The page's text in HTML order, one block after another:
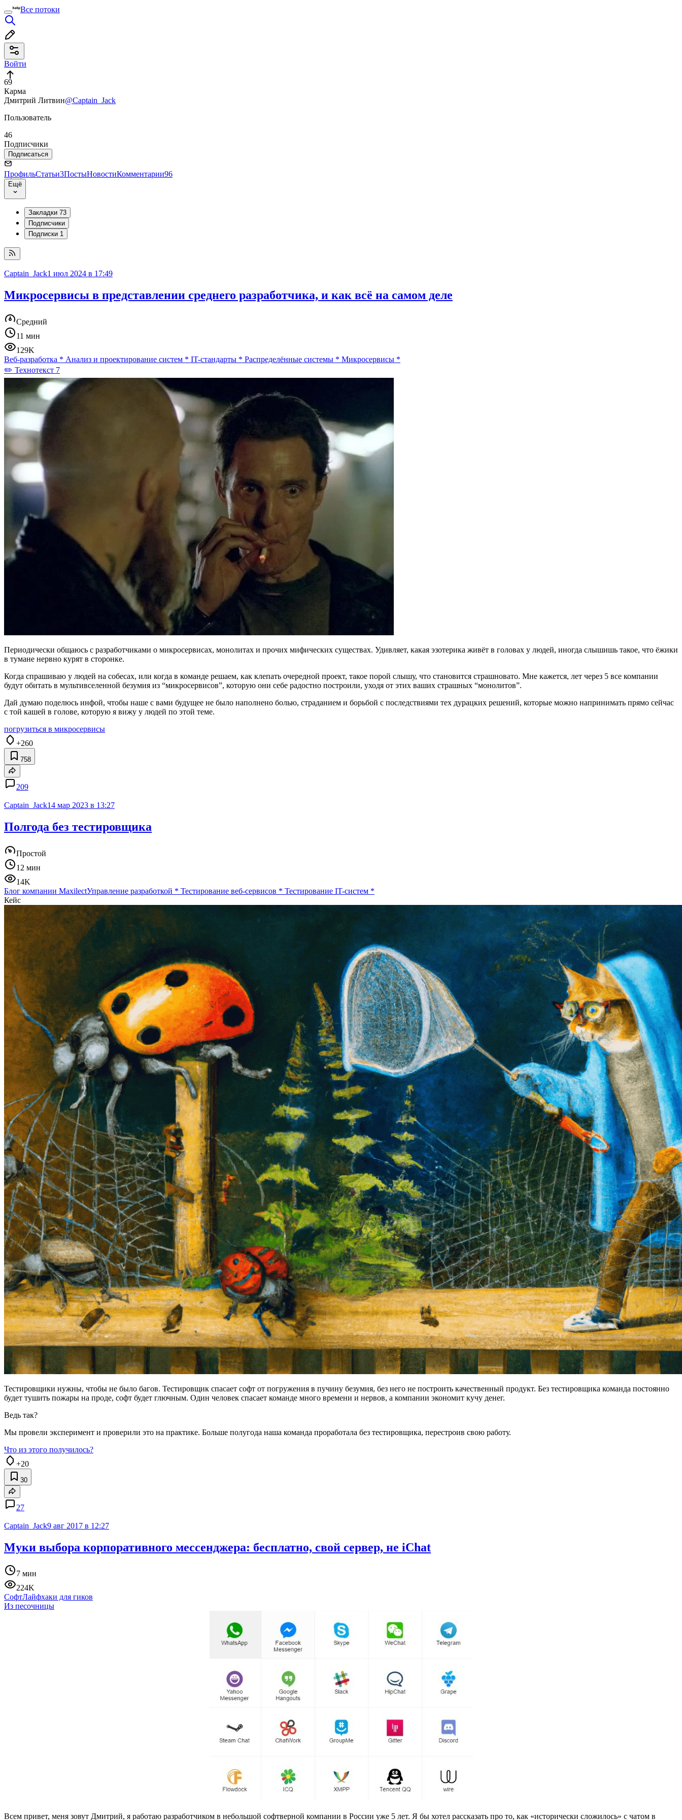
Все потоки
Войти
69
Карма
Дмитрий Литвин@Captain_Jack
Пользователь
46
Подписчики
Подписаться
ПрофильСтатьи3ПостыНовостиКомментарии96
Ещё
Закладки 73
Подписчики
Подписки 1
Captain_Jack1 июл 2024 в 17:49
Микросервисы в представлении среднего разработчика, и как всё на самом деле
Средний
11 мин
129K
Веб-разработка * Анализ и проектирование систем * IT-стандарты * Распределённые системы * Микросервисы *
✏️ Технотекст 7
Периодически общаюсь с разработчиками о микросервисах, монолитах и прочих мифических существах. Удивляет, какая эзотерика живёт в головах у людей, иногда слышишь такое, что ёжики
в тумане нервно курят в сторонке.
Когда спрашиваю у людей на собесах, или когда в команде решаем, как клепать очередной проект, такое порой слышу, что становится страшновато. Мне кажется, лет через 5 все компании
будут обитать в мультивселенной безумия из “микросервисов”, которую они себе радостно построили, уходя от этих ваших страшных “монолитов”.
Дай думаю поделюсь инфой, чтобы наше с вами будущее не было наполнено болью, страданием и борьбой с последствиями тех дурацких решений, которые можно напринимать прямо сейчас
с той кашей в голове, которую я вижу у людей по этой теме.
погрузиться в микросервисы
+260
758
209
Captain_Jack14 мар 2023 в 13:27
Полгода без тестировщика
Простой
12 мин
14K
Блог компании MaxilectУправление разработкой * Тестирование веб-сервисов * Тестирование IT-систем *
Кейс
Тестировщики нужны, чтобы не было багов. Тестировщик спасает софт от погружения в пучину безумия, без него не построить качественный продукт. Без тестировщика команда постоянно
будет тушить пожары на проде, софт будет глючным. Один человек спасает команде много времени и нервов, а компании экономит кучу денег.
Ведь так?
Мы провели эксперимент и проверили это на практике. Больше полугода наша команда проработала без тестировщика, перестроив свою работу.
Что из этого получилось?
+20
30
27
Captain_Jack9 авг 2017 в 12:27
Муки выбора корпоративного мессенджера: бесплатно, свой сервер, не iChat
7 мин
224K
СофтЛайфхаки для гиков
Из песочницы
Всем привет, меня зовут Дмитрий, я работаю разработчиком в небольшой софтверной компании в России уже 5 лет. Я бы хотел рассказать про то, как «исторически сложилось» с чатом в